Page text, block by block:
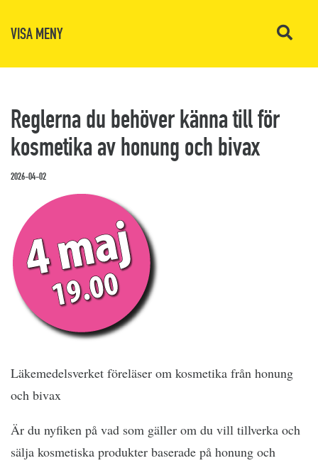
VISA MENY
Reglerna du behöver känna till för
kosmetika av honung och bivax
2026-04-02
Läkemedelsverket föreläser om kosmetika från honung
och bivax
Är du nyfiken på vad som gäller om du vill tillverka och
sälja kosmetiska produkter baserade på honung och